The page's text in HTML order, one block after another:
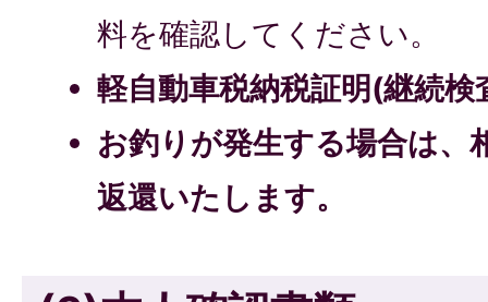
料を確認してください。
軽自動車税納税証明(継続
お釣りが発生する場合は、
返還いたします。